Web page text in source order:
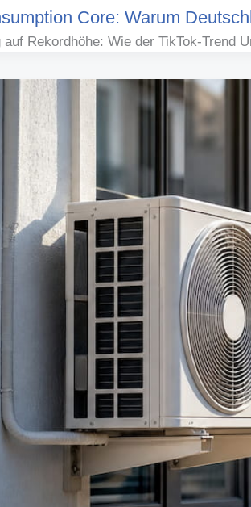
Core: Warum
auf Rekordhöhe: Wie der TikTok-Trend